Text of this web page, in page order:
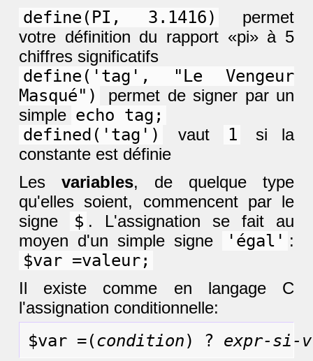
define(PI, 3.1416)
permet
votre définition du rapport «pi» à 5
chiffres significatifs
define('tag', "Le Vengeur
Masqué")
permet de signer par un
simple echo tag;
defined('tag')
vaut 1
si la
constante est définie
Les variables, de quelque type
qu'elles soient, commencent par le
signe
$ . L'assignation se fait au
moyen d'un simple signe
'égal' :
$var =valeur;
Il existe comme en langage C
l'assignation conditionnelle:
$var =(condition) ? expr-si-